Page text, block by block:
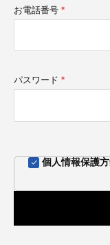
お電話番号
(必
パスワード
(必
個人情報保護